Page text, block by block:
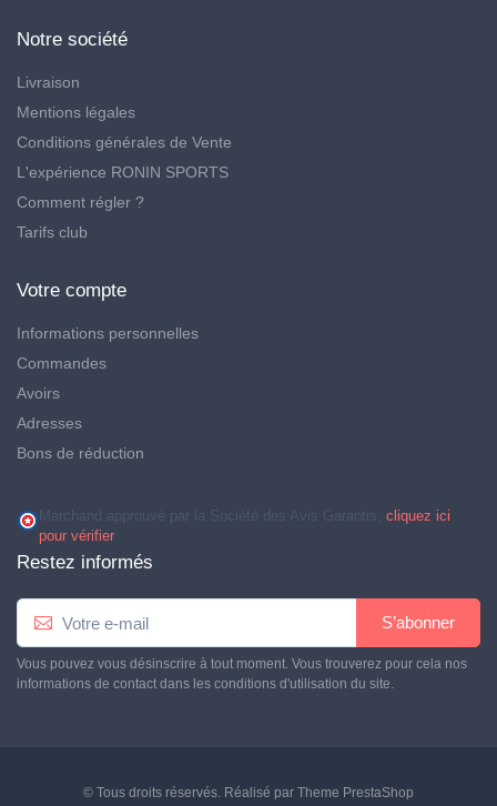
Notre société
Livraison
Mentions légales
Conditions générales de Vente
L'expérience RONIN SPORTS
Comment régler ?
Tarifs club
Votre compte
Informations personnelles
Commandes
Avoirs
Adresses
Bons de réduction
Marchand approuvé par la Société des Avis Garantis, cliquez ici
pour vérifier.
Restez informés
S’abonner
Vous pouvez vous désinscrire à tout moment. Vous trouverez pour cela nos
informations de contact dans les conditions d'utilisation du site.
© Tous droits réservés. Réalisé par Theme PrestaShop